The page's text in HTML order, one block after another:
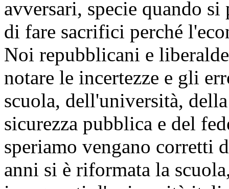
avversari, specie quando
di fare sacrifici perché
Noi repubblicani e
notare le incertezze e gli
scuola, dell'università,
sicurezza pubblica e del
speriamo vengano corretti
anni si è riformata la